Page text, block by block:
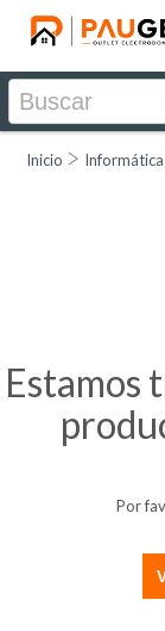
Inicio
Estamos
Por